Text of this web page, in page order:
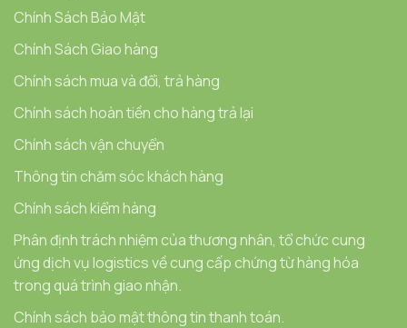
Chính Sách Bảo Mật
Chính Sách Giao hàng
Chính sách mua và đổi, trả hàng
Chính sách hoàn tiền cho hàng trả lại
Chính sách vận chuyển
Thông tin chăm sóc khách hàng
Chính sách kiểm hàng
Phân định trách nhiệm của thương nhân, tổ chức cung
ứng dịch vụ logistics về cung cấp chứng từ hàng hóa
trong quá trình giao nhận.
Chính sách bảo mật thông tin thanh toán.